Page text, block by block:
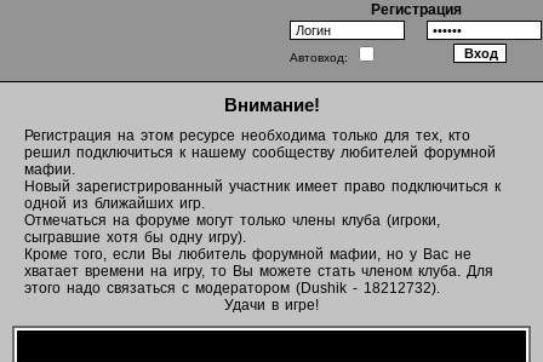
Регистрация
Автовход:
Внимание!
Регистрация на этом ресурсе необходима только для тех, кто
решил подключиться к нашему сообществу любителей форумной
мафии.
Новый зарегистрированный участник имеет право подключиться к
одной из ближайших игр.
Отмечаться на форуме могут только члены клуба (игроки,
сыгравшие хотя бы одну игру).
Кроме того, если Вы любитель форумной мафии, но у Вас не
хватает времени на игру, то Вы можете стать членом клуба. Для
этого надо связаться с модератором (Dushik - 18212732).
Удачи в игре!